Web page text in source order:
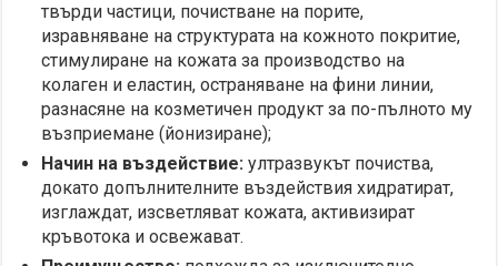
твърди частици, почистване на порите,
изравняване на структурата на кожното покритие,
стимулиране на кожата за производство на
колаген и еластин, остраняване на фини линии,
разнасяне на козметичен продукт за по-пълното му
възприемане (йонизиране);
Начин на въздействие: ултразвукът почиства,
докато допълнителните въздействия хидратират,
изглаждат, изсветляват кожата, активизират
кръвотока и освежават.